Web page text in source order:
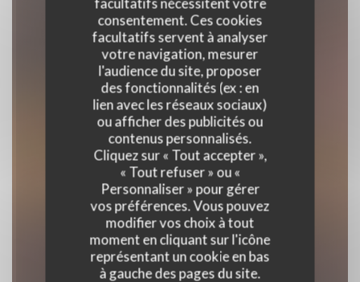
consentement. Ces cookies
facultatifs servent à analyser
votre navigation, mesurer
l'audience du site, proposer
des fonctionnalités (ex : en
lien avec les réseaux sociaux)
ou afficher des publicités ou
contenus personnalisés.
Cliquez sur « Tout accepter »,
« Tout refuser » ou «
Personnaliser » pour gérer
vos préférences. Vous pouvez
modifier vos choix à tout
moment en cliquant sur l'icône
représentant un cookie en bas
à gauche des pages du site.
Casa Di Peppe
RESTAURANT ITALIEN|PARIS
RÉSERVER